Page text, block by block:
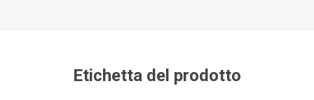
Etichetta del prodotto